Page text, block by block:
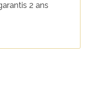
2 ans